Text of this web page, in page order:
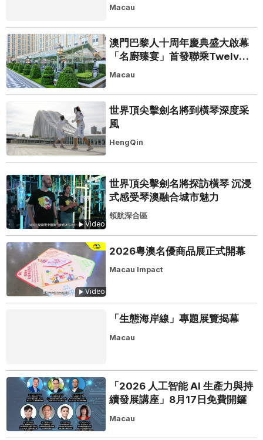
Macau
澳門巴黎人十周年慶典盛大啟幕
「名廚臻宴」首發聯乘Twelve
25演繹極致法式風雅
Macau
世界頂尖擊劍名將到橫琴深度采
風
HengQin
Video
世界頂尖擊劍名將探訪橫琴 沉浸
式感受琴澳融合城市魅力
領航深合區
Video
2026粵澳名優商品展正式開幕
Macau Impact
「生態海岸線」專題展覽揭幕
Macau
「2026 人工智能 AI 生產力與持
續發展講座」8月17日免費開鑼
Macau